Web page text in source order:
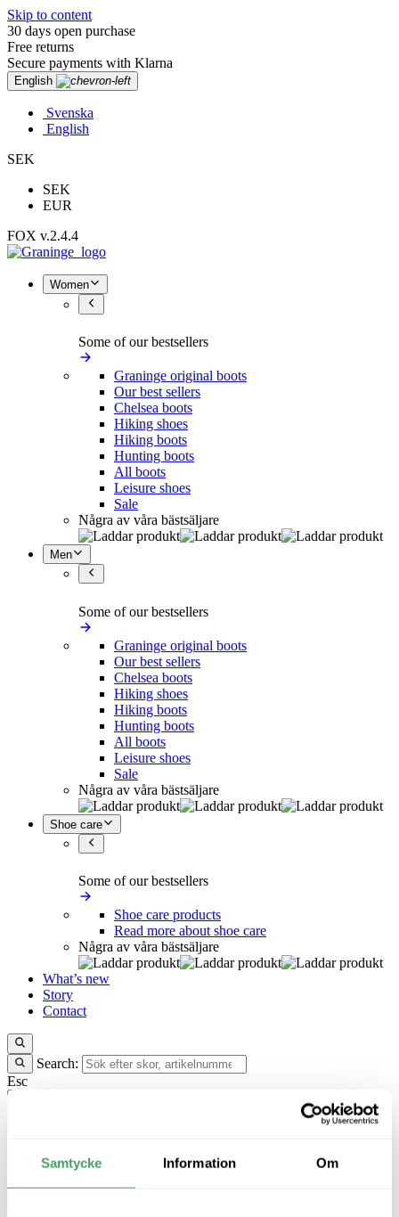
Samtycke Information Om
Skip to content
30 days open purchase
Free returns
Secure payments with Klarna
English
Svenska
English
SEK
SEK
EUR
FOX v.2.4.4
Women
Some of our bestsellers
Graninge original boots
Our best sellers
Chelsea boots
Hiking shoes
Hiking boots
Hunting boots
All boots
Leisure shoes
Sale
Några av våra bästsäljare
Men
Some of our bestsellers
Graninge original boots
Our best sellers
Chelsea boots
Hiking shoes
Hiking boots
Hunting boots
All boots
Leisure shoes
Sale
Några av våra bästsäljare
Shoe care
Some of our bestsellers
Shoe care products
Read more about shoe care
Några av våra bästsäljare
What’s new
Story
Contact
Search:
Esc
Your cart is empty